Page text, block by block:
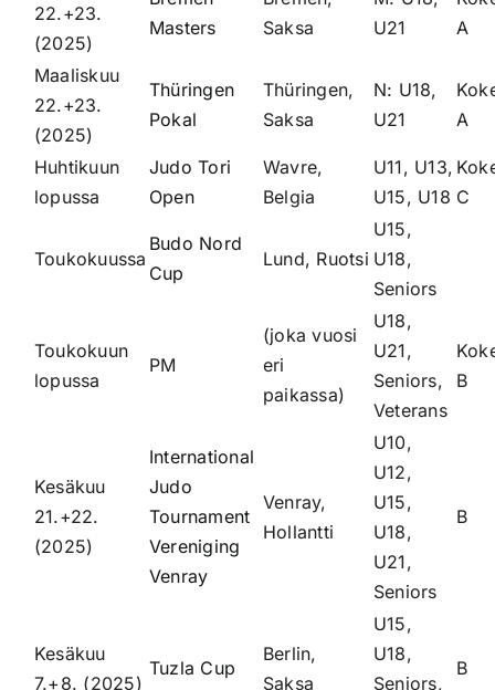
22.+23.
(2025)
Masters
Saksa
U21
A
Maaliskuu
22.+23.
(2025)
Thüringen
Pokal
Thüringen,
Saksa
N: U18,
U21
A
Huhtikuun
lopussa
Judo Tori
Open
Wavre,
Belgia
U11, U13,
U15, U18 C
Toukokuussa
Budo Nord
Cup
Lund, Ruotsi
U15,
U18,
Seniors
Toukokuun
lopussa
PM
(joka vuosi
eri
paikassa)
U18,
U21,
Seniors,
Veterans
B
Kesäkuu
21.+22.
(2025)
International
Judo
Tournament
Vereniging
Venray
Venray,
Hollantti
U10,
U12,
U15,
U18,
U21,
Seniors
B
Kesäkuu
7.+8. (2025)
Tuzla Cup
Berlin,
Saksa
U15,
U18,
Seniors,
B